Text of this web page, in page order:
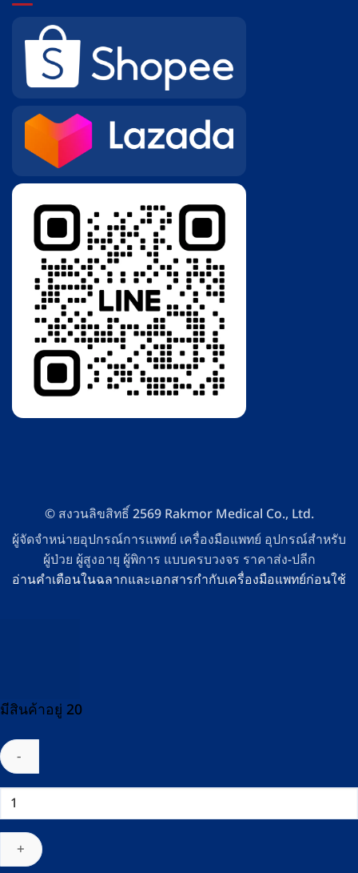
© สงวนลิขสิทธิ์ 2569 Rakmor Medical Co., Ltd.
ผู้จัดจำหน่ายอุปกรณ์การแพทย์ เครื่องมือแพทย์ อุปกรณ์สำหรับ
ผู้ป่วย ผู้สูงอายุ ผู้พิการ แบบครบวงจร ราคาส่ง-ปลีก
อ่านคำเตือนในฉลากและเอกสารกำกับเครื่องมือแพทย์ก่อนใช้
มีสินค้าอยู่ 20
จำนวน
ชุด
PPE
ป้องกัน